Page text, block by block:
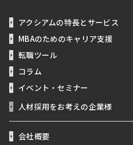
アクシアムの特長とサービス
MBAのためのキャリア支援
転職ツール
コラム
イベント・セミナー
人材採用をお考えの企業様
会社概要